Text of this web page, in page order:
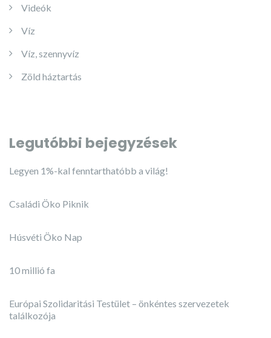
Videók
Víz
Víz, szennyvíz
Zöld háztartás
Legutóbbi bejegyzések
Legyen 1%-kal fenntarthatóbb a világ!
Családi Öko Piknik
Húsvéti Öko Nap
10 millió fa
Európai Szolidaritási Testület – önkéntes szervezetek
találkozója